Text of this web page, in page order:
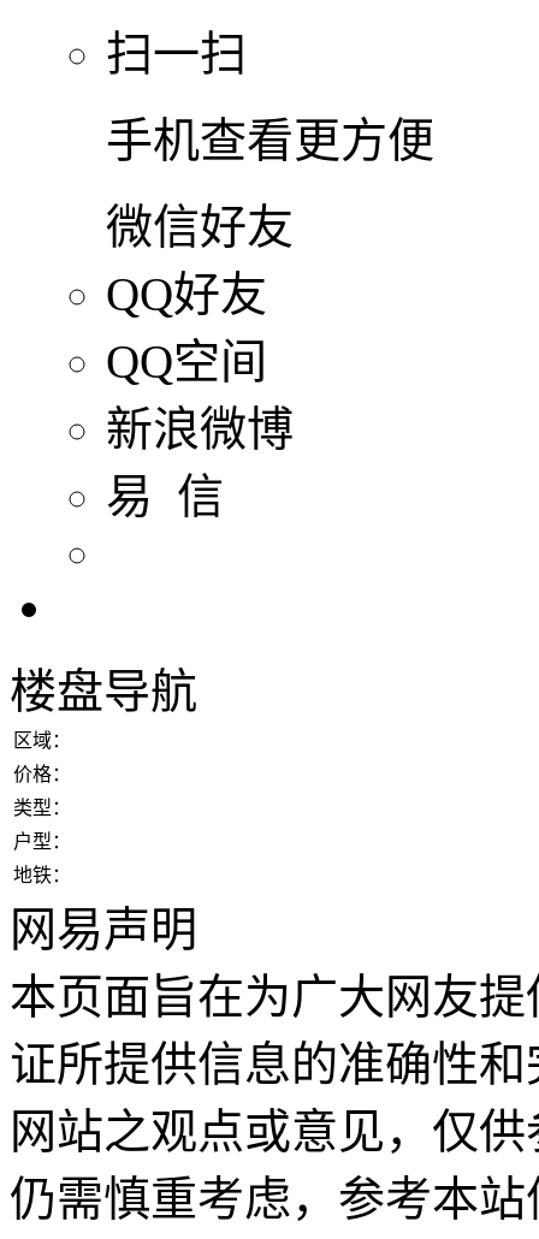
扫一扫
手机查看更方便
微信好友
QQ好友
QQ空间
新浪微博
易 信
楼盘导航
区域：
价格：
类型：
户型：
地铁：
网易声明
本页面旨在为广大网友
证所提供信息的准确性
网站之观点或意见，仅
仍需慎重考虑，参考本